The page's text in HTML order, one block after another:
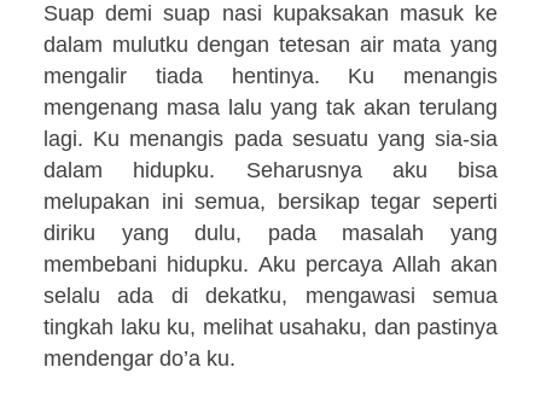
Suap demi suap nasi kupaksakan masuk ke
dalam mulutku dengan tetesan air mata yang
mengalir tiada hentinya. Ku menangis
mengenang masa lalu yang tak akan terulang
lagi. Ku menangis pada sesuatu yang sia-sia
dalam hidupku. Seharusnya aku bisa
melupakan ini semua, bersikap tegar seperti
diriku yang dulu, pada masalah yang
membebani hidupku. Aku percaya Allah akan
selalu ada di dekatku, mengawasi semua
tingkah laku ku, melihat usahaku, dan pastinya
mendengar do’a ku.